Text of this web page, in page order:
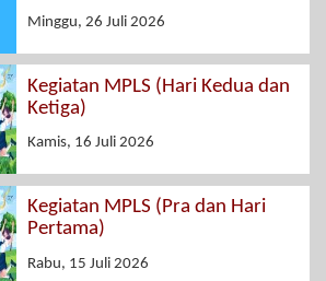
Minggu, 26 Juli 2026
Kegiatan MPLS (Hari Kedua dan
Ketiga)
Kamis, 16 Juli 2026
Kegiatan MPLS (Pra dan Hari
Pertama)
Rabu, 15 Juli 2026